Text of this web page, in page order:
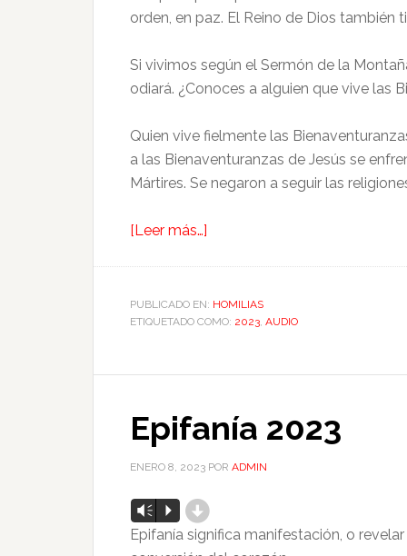
audio
orden, en paz. El Reino de Dios también
Si vivimos según el Sermón de la
odiará. ¿Conoces a alguien que vive las
Quien vive fielmente las
a las Bienaventuranzas de Jesús se
Mártires. Se negaron a seguir las
[Leer más…]
PUBLICADO EN: HOMILIAS
ETIQUETADO COMO: 2023, AUDIO
Epifanía 2023
ENERO 8, 2023 POR ADMIN
Reproductor
de
Vm P d
Epifanía significa manifestación, o